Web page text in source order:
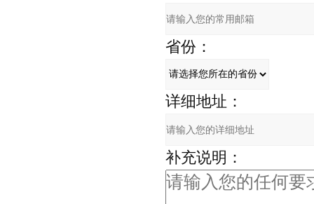
省份：
详细地址：
补充说明：